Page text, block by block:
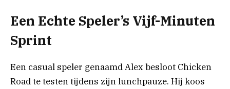
Een Echte Speler’s Vijf-Minuten
Sprint
Een casual speler genaamd Alex besloot Chicken
Road te testen tijdens zijn lunchpauze. Hij koos